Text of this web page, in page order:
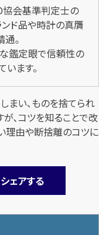
協会基準判定士の
ンド品や時計の真贋
。
鑑定眼で信頼性の
ます。
まい、ものを捨てられ
、コツを知ることで改
理由や断捨離のコツに
シェアする